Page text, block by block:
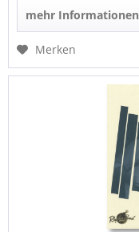
mehr Informationen
Merken